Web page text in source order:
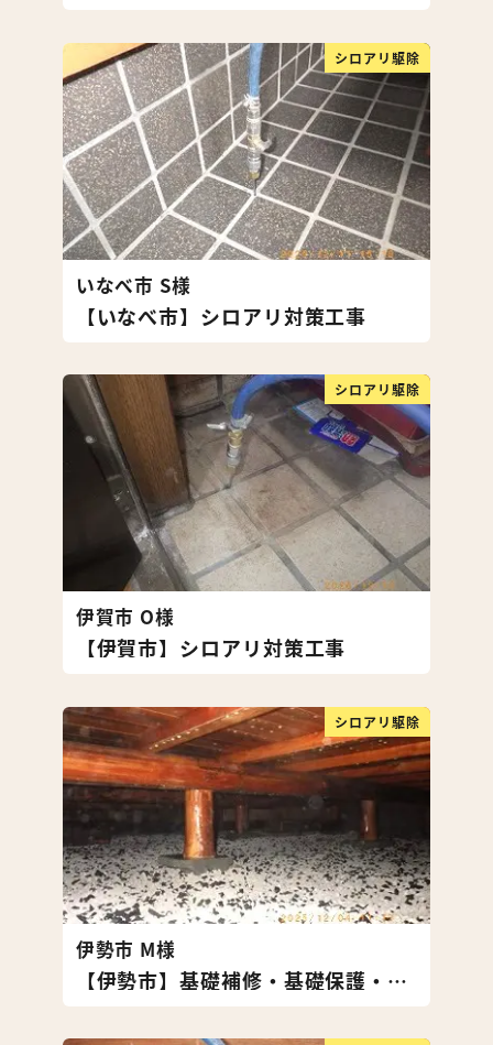
シロアリ駆除
いなべ市 S様
【いなべ市】シロアリ対策工事
シロアリ駆除
伊賀市 O様
【伊賀市】シロアリ対策工事
シロアリ駆除
伊勢市 M様
【伊勢市】基礎補修・基礎保護・シロアリ対策・湿気対策